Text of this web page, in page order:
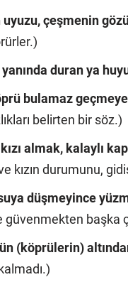
uyuzu, çeşmenin
yanında duran ya
bulamaz
belirten bir söz.)
almak, kalaylı
kızın durumunu,
düşmeyince
güvenmekten başka
(köprülerin)